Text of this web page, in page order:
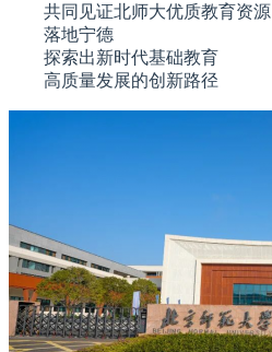
共同见证北师大优质教育资源
落地宁德
探索出新时代基础教育
高质量发展的创新路径